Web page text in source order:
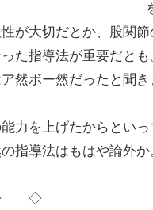
性が大切だとか、股関
た指導法が重要だと
然ボー然だったと聞
力を上げたからとい
指導法はもはや論外か
◇